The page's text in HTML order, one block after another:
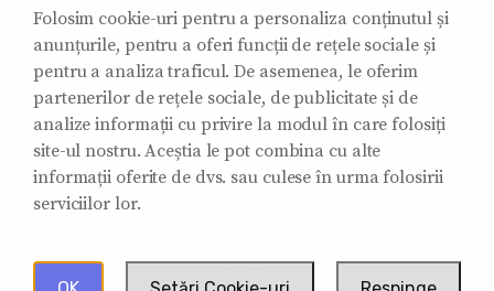
Генерален директор: 0725.930.906 /
office@sitibalkania.ro
Поддръжка / Сервизи / Гаранция: 0725.930.907 /
0725.930.908 / mentenanta@sitibalkania.ro
rezervate.
Folosim cookie-uri pentru a personaliza conținutul și
anunțurile, pentru a oferi funcții de rețele sociale și
pentru a analiza traficul. De asemenea, le oferim
partenerilor de rețele sociale, de publicitate și de
analize informații cu privire la modul în care folosiți
site-ul nostru. Aceștia le pot combina cu alte
informații oferite de dvs. sau culese în urma folosirii
serviciilor lor.